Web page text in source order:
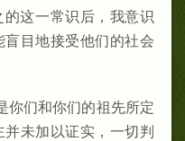
这一常识后，我意识
目地接受他们的社会
你们和你们的祖先所定
未加以证实，一切判